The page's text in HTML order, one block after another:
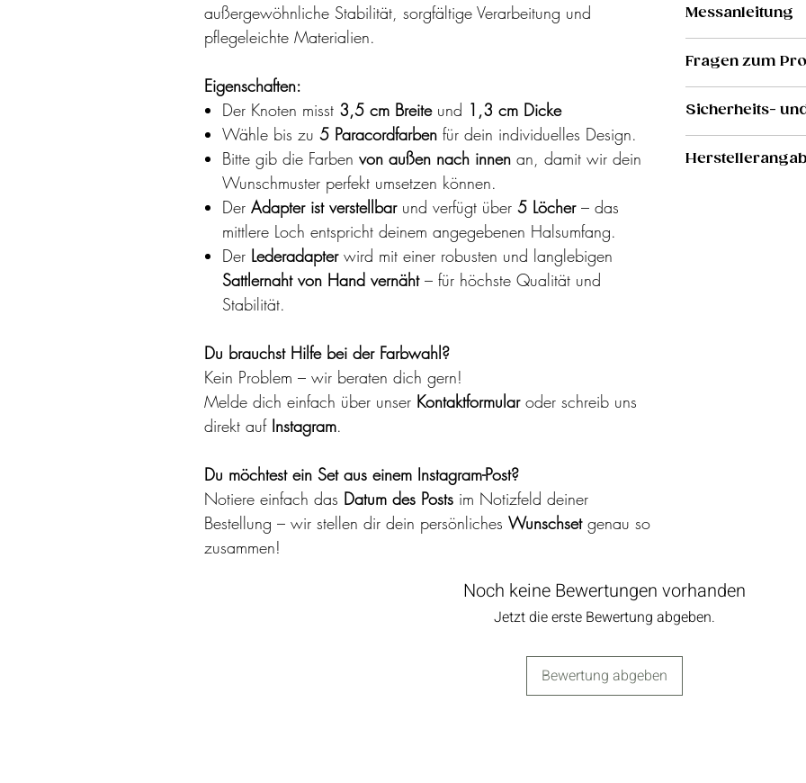
außergewöhnliche Stabilität, sorgfältige Verarbeitung und
pflegeleichte Materialien.
Eigenschaften:
Der Knoten misst 3,5 cm Breiteund 1,3 cm Dicke
Wähle bis zu 5 Paracordfarben für dein individuelles Design.
Bitte gib die Farben von außen nach innen an, damit wir dein
Wunschmuster perfekt umsetzen können.
Der Adapter ist verstellbarund verfügt über 5 Löcher– das
mittlere Loch entspricht deinem angegebenen Halsumfang.
Der Lederadapterwird mit einer robusten und langlebigen
Sattlernaht von Hand vernäht– für höchste Qualität und
Stabilität.
Du brauchst Hilfe bei der Farbwahl?
Kein Problem – wir beraten dich gern!
Melde dich einfach über unser Kontaktformularoder schreib uns
direkt auf Instagram.
Du möchtest ein Set aus einem Instagram-Post?
Notiere einfach das Datum des Posts im Notizfeld deiner
Bestellung – wir stellen dir dein persönliches Wunschsetgenau so
zusammen!
individuell
keine Produkte
um.
Messanleitung
schaue bitte hier
Fragen zum
Melde dich
Sicherheits-
Paracord
waschen. Bei
Verschmutzung
Noch keine Bewertungen vorhanden
Jetzt die erste Bewertung abgeben.
Bewertung abgeben